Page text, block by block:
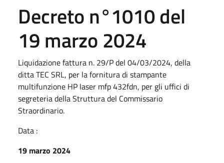
Decreto n°1010 del
19 marzo 2024
Liquidazione fattura n. 29/P del 04/03/2024, della
ditta TEC SRL, per la fornitura di stampante
multifunzione HP laser mfp 432fdn, per gli uffici di
segreteria della Struttura del Commissario
Straordinario.
Data :
19 marzo 2024